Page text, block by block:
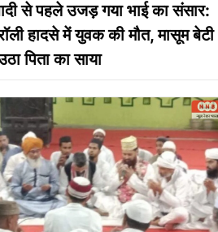
से पहले उजड़ गया भाई का संसार:
हादसे में युवक की मौत, मासूम बेटी
पिता का साया